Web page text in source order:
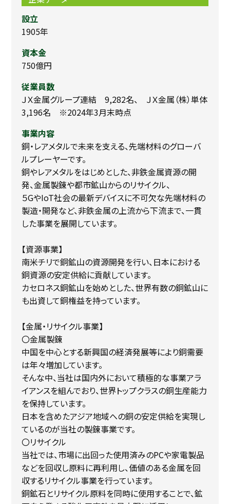
設立
1905年
資本金
750億円
従業員数
ＪＸ金属グループ連結 9,282名、 ＪＸ金属（株）単体
3,196名 ※2024年3月末時点​
事業内容
銅・レアメタルで未来を支える、先端材料のグローバ
ルプレーヤーです。
銅やレアメタルをはじめとした、非鉄金属資源の開
発、金属製錬や都市鉱山からのリサイクル、
５GやIoT社会の最新デバイスに不可欠な先端材料の
製造・開発など、非鉄金属の上流から下流まで、一貫
した事業を展開しています。
【資源事業】
南米チリで銅鉱山の資源開発を行い、日本における
銅資源の安定供給に貢献しています。
カセロネス銅鉱山を始めとした、世界有数の銅鉱山に
も出資して銅権益を持っています。
【金属・リサイクル事業】
〇金属製錬
中国を中心とする新興国の経済発展等により銅需要
は年々増加しています。
そんな中、当社は国内外において積極的な事業アラ
イアンスを組んでおり、世界トップクラスの銅生産能力
を保持しています。
日本を含めたアジア地域への銅の安定供給を実現し
ているのが当社の製錬事業です。
〇リサイクル
当社では、市場に出回った使用済みのPCや家電製品
などを回収し原料に再利用し、価値のある金属を回
収するリサイクル事業を行っています。
銅鉱石とリサイクル原料を同時に使用することで、鉱